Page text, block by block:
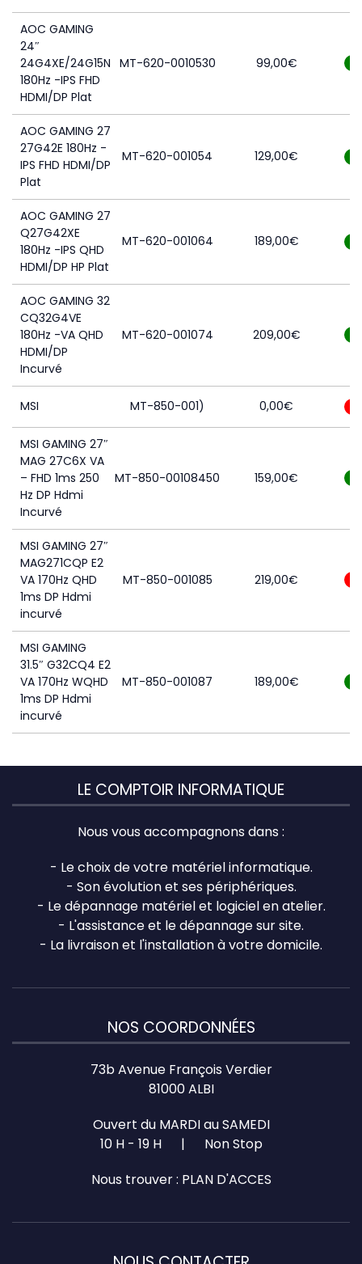
AOC GAMING
24″
24G4XE/24G15N
180Hz -IPS FHD
HDMI/DP Plat
MT-620-0010530 99,00€
AOC GAMING 27
27G42E 180Hz -
IPS FHD HDMI/DP
Plat
MT-620-001054 129,00€
AOC GAMING 27
Q27G42XE
180Hz -IPS QHD
HDMI/DP HP Plat
MT-620-001064 189,00€
AOC GAMING 32
CQ32G4VE
180Hz -VA QHD
HDMI/DP
Incurvé
MT-620-001074 209,00€
MSI MT-850-001) 0,00€
MSI GAMING 27″
MAG 27C6X VA
– FHD 1ms 250
Hz DP Hdmi
Incurvé
MT-850-00108450 159,00€
MSI GAMING 27″
MAG271CQP E2
VA 170Hz QHD
1ms DP Hdmi
incurvé
MT-850-001085 219,00€
MSI GAMING
31.5″ G32CQ4 E2
VA 170Hz WQHD
1ms DP Hdmi
incurvé
MT-850-001087 189,00€
LE COMPTOIR INFORMATIQUE
Nous vous accompagnons dans :
- Le choix de votre matériel informatique.
- Son évolution et ses périphériques.
- Le dépannage matériel et logiciel en atelier.
- L'assistance et le dépannage sur site.
- La livraison et l'installation à votre domicile.
NOS COORDONNÉES
73b Avenue François Verdier
81000 ALBI
Ouvert du MARDI au SAMEDI
10 H - 19 H | Non Stop
Nous trouver : PLAN D'ACCES